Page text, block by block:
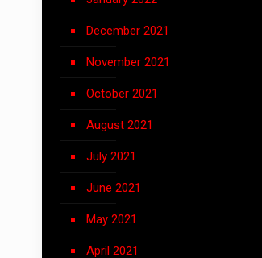
December 2021
November 2021
October 2021
August 2021
July 2021
June 2021
May 2021
April 2021